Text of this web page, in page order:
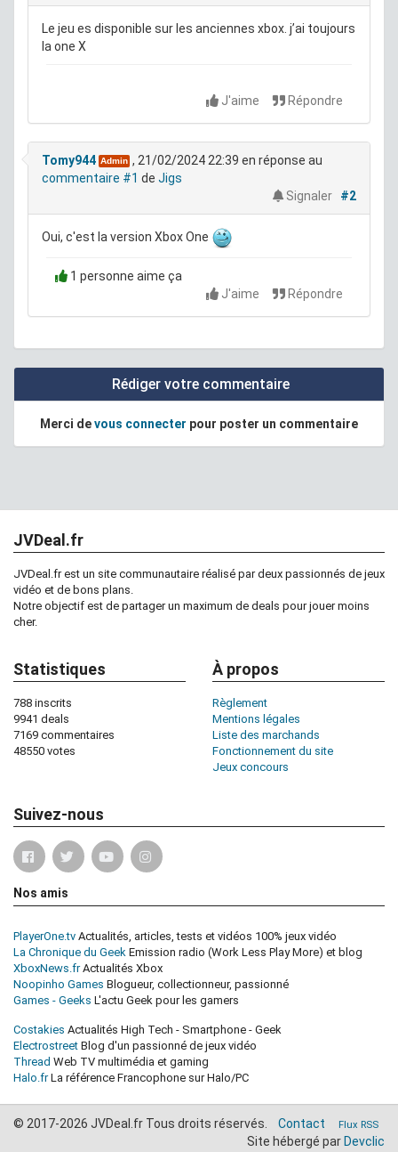
Le jeu es disponible sur les anciennes xbox. j’ai toujours
la one X
J'aime Répondre
Tomy944 Admin , 21/02/2024 22:39 en réponse au
commentaire #1 de Jigs
Signaler
#2
Oui, c'est la version Xbox One
1 personne aime ça
J'aime
Répondre
Rédiger votre commentaire
Merci devous connecter pour poster un commentaire
JVDeal.fr
JVDeal.fr est un site communautaire réalisé par deux passionnés de jeux
vidéo et de bons plans.
Notre objectif est de partager un maximum de deals pour jouer moins
cher.
Statistiques
788 inscrits
9941 deals
7169 commentaires
48550 votes
À propos
Règlement
Mentions légales
Liste des marchands
Fonctionnement du site
Jeux concours
Suivez-nous
Nos amis
PlayerOne.tv Actualités, articles, tests et vidéos 100% jeux vidéo
La Chronique du Geek Emission radio (Work Less Play More) et blog
XboxNews.frActualités Xbox
Noopinho Games Blogueur, collectionneur, passionné
Games - Geeks L'actu Geek pour les gamers
Costakies Actualités High Tech - Smartphone - Geek
Electrostreet Blog d'un passionné de jeux vidéo
Thread Web TV multimédia et gaming
Halo.frLa référence Francophone sur Halo/PC
© 2017-2026 JVDeal.fr Tous droits réservés. Contact Flux RSS
Site hébergé par Devclic